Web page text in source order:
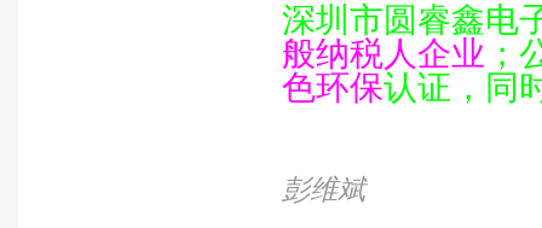
深圳市圆睿鑫电
般纳税人企业 ；
色环保认证，同
彭维斌